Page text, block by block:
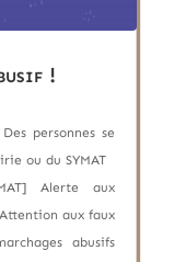
!
personnes se
ou du SYMAT
Alerte aux
aux faux
abusifs